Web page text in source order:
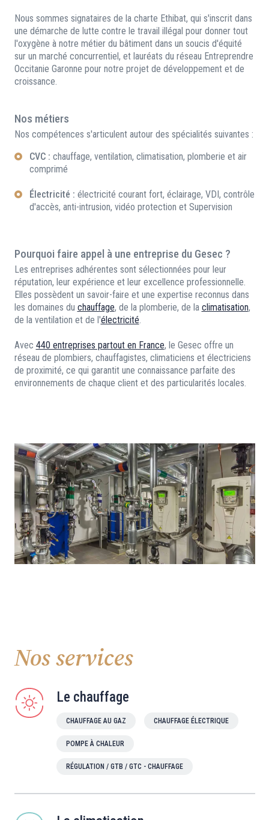
Nous sommes signataires de la charte Ethibat, qui s'inscrit dans
une démarche de lutte contre le travail illégal pour donner tout
l'oxygène à notre métier du bâtiment dans un soucis d'équité
sur un marché concurrentiel, et lauréats du réseau Entreprendre
Occitanie Garonne pour notre projet de développement et de
croissance.
Nos métiers
Nos compétences s'articulent autour des spécialités suivantes :
CVC : chauffage, ventilation, climatisation, plomberie et air
comprimé
Électricité : électricité courant fort, éclairage, VDI, contrôle
d'accès, anti-intrusion, vidéo protection et Supervision
Pourquoi faire appel à une entreprise du Gesec ?
Les entreprises adhérentes sont sélectionnées pour leur
réputation, leur expérience et leur excellence professionnelle.
Elles possèdent un savoir-faire et une expertise reconnus dans
les domaines du chauffage, de la plomberie, de la climatisation,
de la ventilation et de l'électricité.
Avec 440 entreprises partout en France, le Gesec offre un
réseau de plombiers, chauffagistes, climaticiens et électriciens
de proximité, ce qui garantit une connaissance parfaite des
environnements de chaque client et des particularités locales.
Nos services
Le chauffage
CHAUFFAGE AU GAZ CHAUFFAGE ÉLECTRIQUE
POMPE À CHALEUR
RÉGULATION / GTB / GTC - CHAUFFAGE